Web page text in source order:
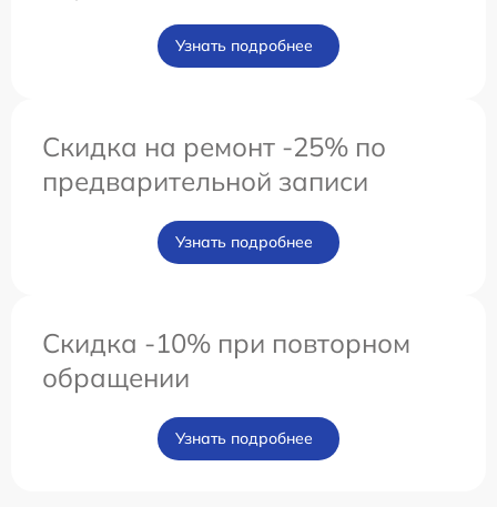
Узнать подробнее
Скидка на ремонт -25% по
предварительной записи
Узнать подробнее
Скидка -10% при повторном
обращении
Узнать подробнее